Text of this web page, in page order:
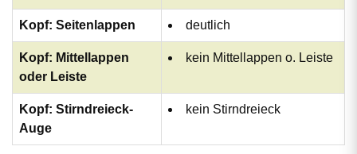
Kopf: Seitenlappen deutlich
Kopf: Mittellappen
oder Leiste
kein Mittellappen o. Leiste
Kopf: Stirndreieck-
Auge
kein Stirndreieck